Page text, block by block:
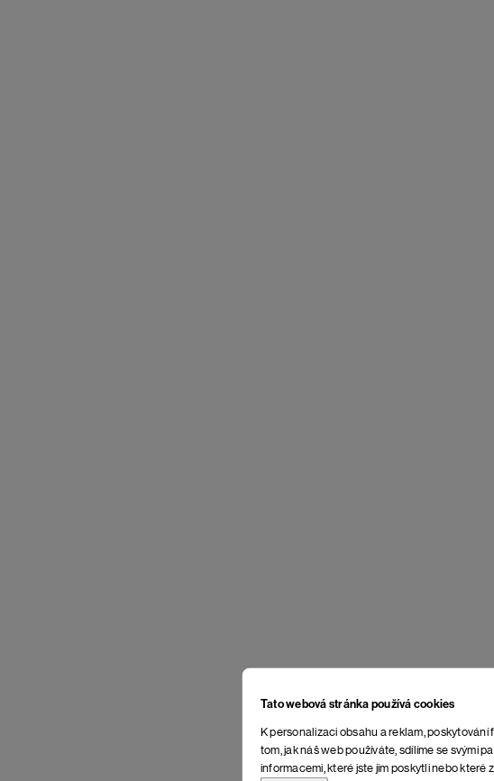
Tato webová stránka používá cookies
K personalizaci obsahu a reklam,
tom, jak náš web používáte, sdílíme se svými
informacemi, které jste jim poskytli nebo které